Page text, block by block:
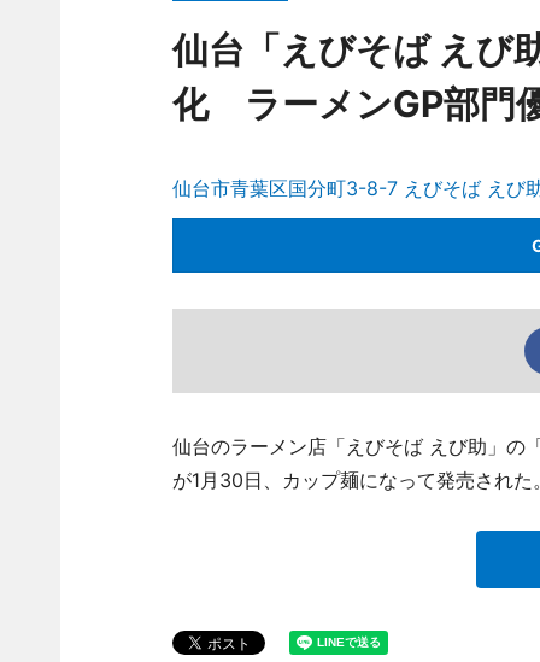
仙台「えびそば えび
化 ラーメンGP部門
仙台市青葉区国分町3-8-7 えびそば えび
仙台のラーメン店「えびそば えび助」の
が1月30日、カップ麺になって発売された